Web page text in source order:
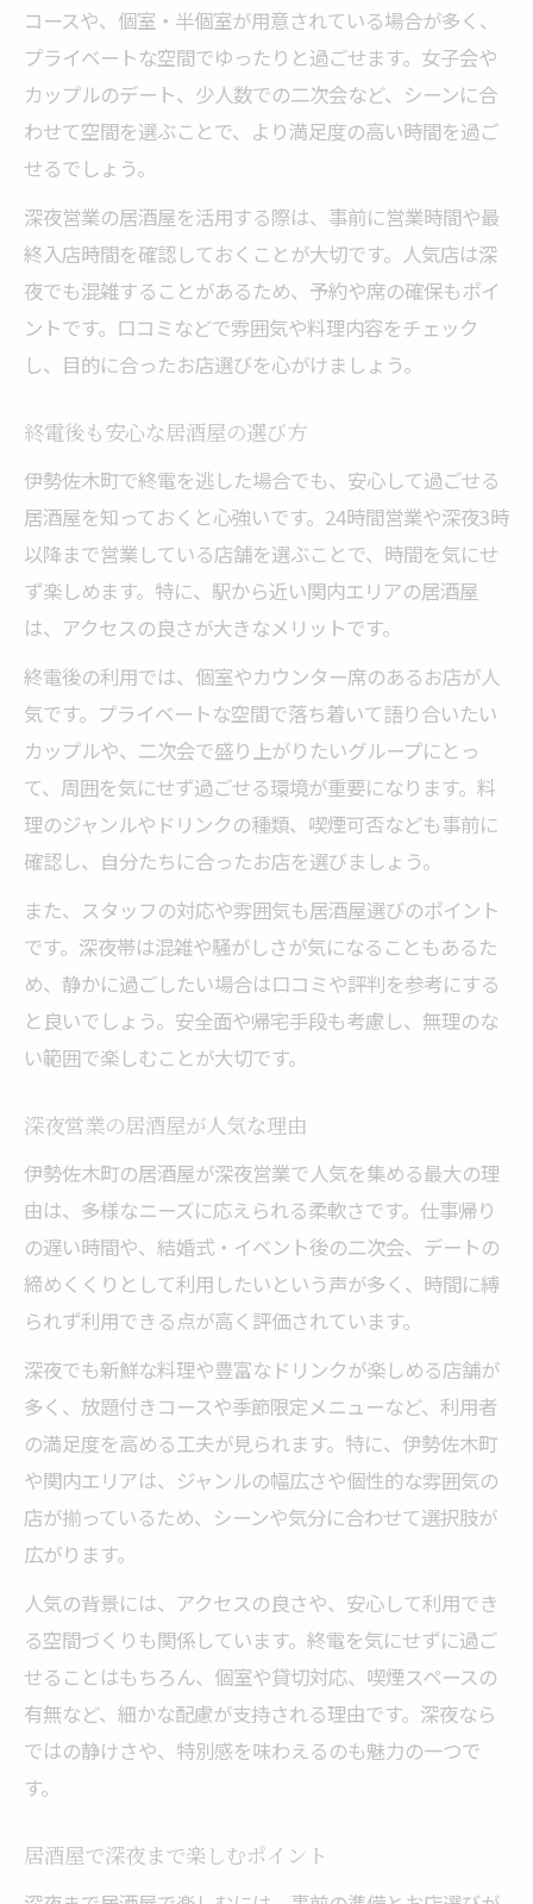
コースや、個室・半個室が用意されている場合が多く、
プライベートな空間でゆったりと過ごせます。女子会や
カップルのデート、少人数での二次会など、シーンに合
わせて空間を選ぶことで、より満足度の高い時間を過ご
せるでしょう。
深夜営業の居酒屋を活用する際は、事前に営業時間や最
終入店時間を確認しておくことが大切です。人気店は深
夜でも混雑することがあるため、予約や席の確保もポイ
ントです。口コミなどで雰囲気や料理内容をチェック
し、目的に合ったお店選びを心がけましょう。
終電後も安心な居酒屋の選び方
伊勢佐木町で終電を逃した場合でも、安心して過ごせる
居酒屋を知っておくと心強いです。24時間営業や深夜3時
以降まで営業している店舗を選ぶことで、時間を気にせ
ず楽しめます。特に、駅から近い関内エリアの居酒屋
は、アクセスの良さが大きなメリットです。
終電後の利用では、個室やカウンター席のあるお店が人
気です。プライベートな空間で落ち着いて語り合いたい
カップルや、二次会で盛り上がりたいグループにとっ
て、周囲を気にせず過ごせる環境が重要になります。料
理のジャンルやドリンクの種類、喫煙可否なども事前に
確認し、自分たちに合ったお店を選びましょう。
また、スタッフの対応や雰囲気も居酒屋選びのポイント
です。深夜帯は混雑や騒がしさが気になることもあるた
め、静かに過ごしたい場合は口コミや評判を参考にする
と良いでしょう。安全面や帰宅手段も考慮し、無理のな
い範囲で楽しむことが大切です。
深夜営業の居酒屋が人気な理由
伊勢佐木町の居酒屋が深夜営業で人気を集める最大の理
由は、多様なニーズに応えられる柔軟さです。仕事帰り
の遅い時間や、結婚式・イベント後の二次会、デートの
締めくくりとして利用したいという声が多く、時間に縛
られず利用できる点が高く評価されています。
深夜でも新鮮な料理や豊富なドリンクが楽しめる店舗が
多く、放題付きコースや季節限定メニューなど、利用者
の満足度を高める工夫が見られます。特に、伊勢佐木町
や関内エリアは、ジャンルの幅広さや個性的な雰囲気の
店が揃っているため、シーンや気分に合わせて選択肢が
広がります。
人気の背景には、アクセスの良さや、安心して利用でき
る空間づくりも関係しています。終電を気にせずに過ご
せることはもちろん、個室や貸切対応、喫煙スペースの
有無など、細かな配慮が支持される理由です。深夜なら
ではの静けさや、特別感を味わえるのも魅力の一つで
す。
居酒屋で深夜まで楽しむポイント